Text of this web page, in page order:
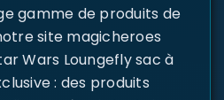
gamme de produits de
site magicheroes
Wars Loungefly sac à
: des produits